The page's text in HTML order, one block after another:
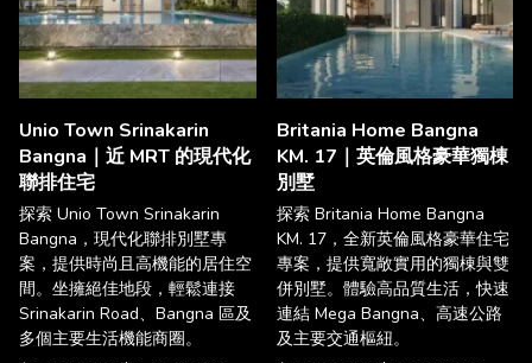
Unio Town Srinakarin
Bangna｜近 MRT 的現代化
聯排住宅
探索 Unio Town Srinakarin
Bangna，現代化聯排別墅專
案，提供時尚且高機能的居住空
間。坐擁絕佳地段，輕鬆連接
Srinakarin Road、Bangna 區及
多個主要生活機能商圈。
Britania Home Bangna
KM. 17｜英倫風格豪華獨棟
別墅
探索 Britania Home Bangna
KM. 17，全新英倫風格豪華住宅
專案，提供寬敞實用的獨棟與雙
併別墅。體驗高品質生活，快速
連結 Mega Bangna、高速公路
及主要交通樞紐。